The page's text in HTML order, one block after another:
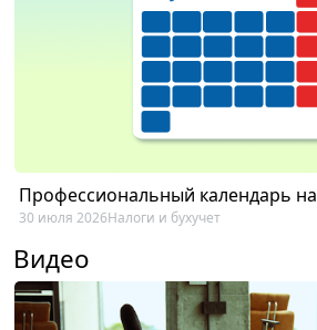
Профессиональный календарь на
30 июля 2026Налоги и бухучет
Видео